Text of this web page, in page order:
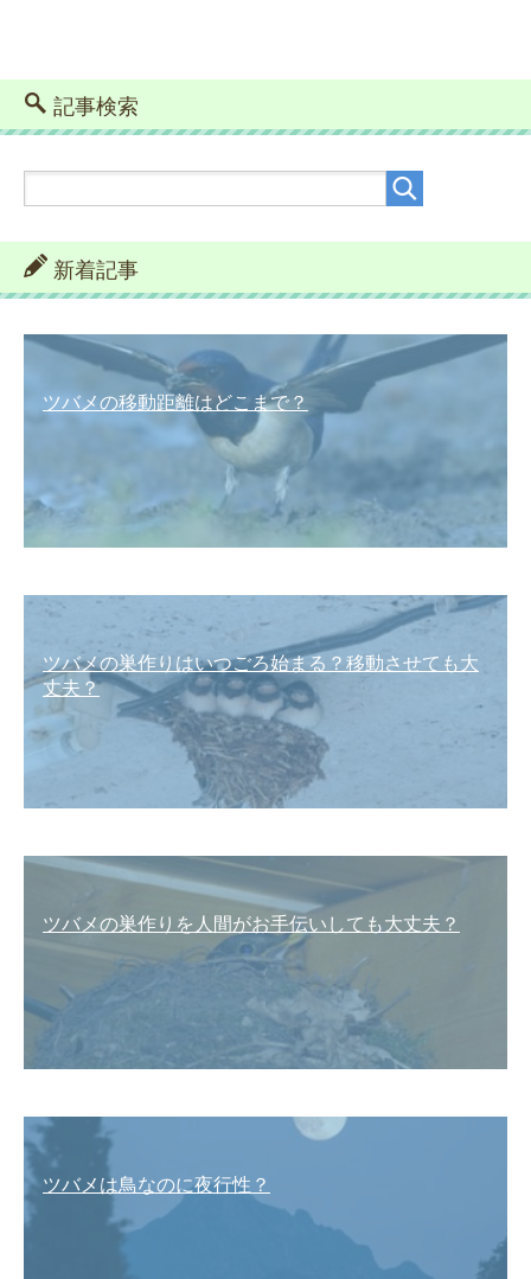
記事検索
新着記事
ツバメの移動距離はどこまで？
ツバメの巣作りはいつごろ始まる？移動させても大
丈夫？
ツバメの巣作りを人間がお手伝いしても大丈夫？
ツバメは鳥なのに夜行性？